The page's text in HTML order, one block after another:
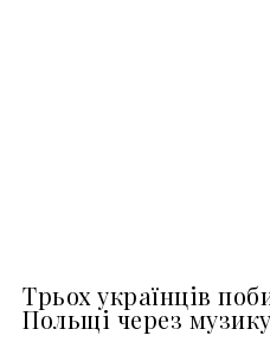
Трьох українців
Польщі через